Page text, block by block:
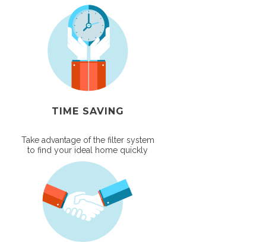
TIME SAVING
Take advantage of the filter system
to find your ideal home quickly